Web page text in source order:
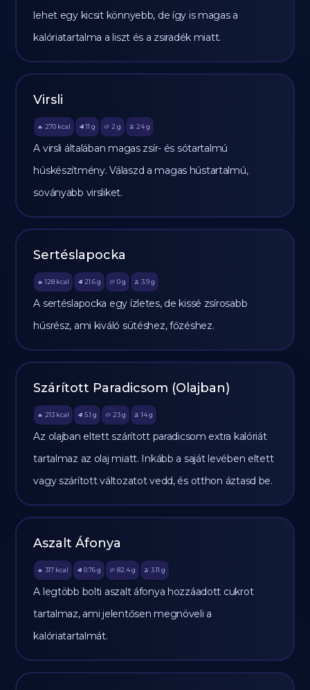
lehet egy kicsit könnyebb, de így is magas a
kalóriatartalma a liszt és a zsiradék miatt.
Virsli
🔥 270 kcal 🥩 11 g 🥔 2 g 🫒 24 g
A virsli általában magas zsír- és sótartalmú
húskészítmény. Válaszd a magas hústartalmú,
soványabb virsliket.
Sertéslapocka
🔥 128 kcal 🥩 21.6 g 🥔 0g 🫒 3.9 g
A sertéslapocka egy ízletes, de kissé zsírosabb
húsrész, ami kiváló sütéshez, főzéshez.
Szárított Paradicsom (Olajban)
🔥 213 kcal 🥩 5.1 g 🥔 23g 🫒 14 g
Az olajban eltett szárított paradicsom extra kalóriát
tartalmaz az olaj miatt. Inkább a saját levében eltett
vagy szárított változatot vedd, és otthon áztasd be.
Aszalt Áfonya
🔥 317 kcal 🥩 0.76 g 🥔 82.4g 🫒 3.11 g
A legtöbb bolti aszalt áfonya hozzáadott cukrot
tartalmaz, ami jelentősen megnöveli a
kalóriatartalmát.